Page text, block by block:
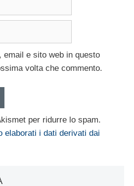
email e sito web in questo
volta che commento.
per ridurre lo spam.
elaborati i dati derivati dai